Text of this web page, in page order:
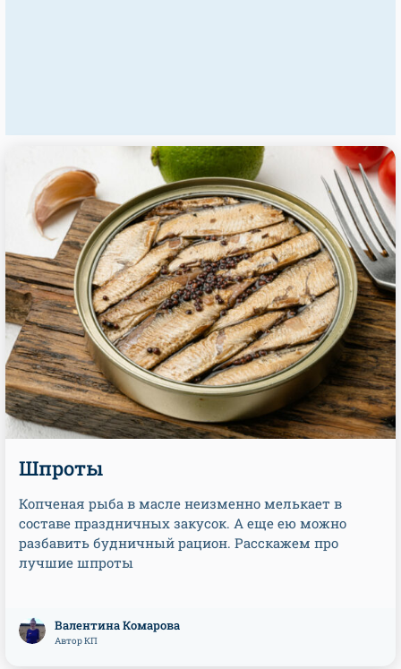
Шпроты
Копченая рыба в масле неизменно мелькает в
составе праздничных закусок. А еще ею можно
разбавить будничный рацион. Расскажем про
лучшие шпроты
Валентина Комарова
Автор КП